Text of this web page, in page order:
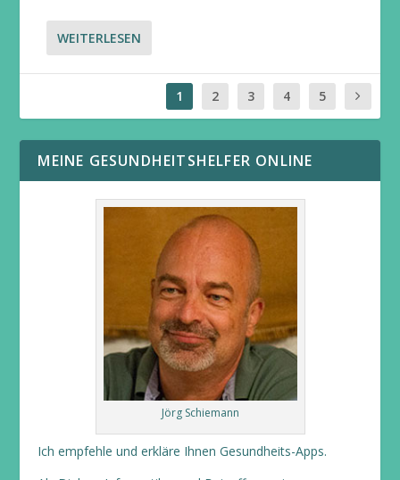
WEITERLESEN
1 2 3 4 5
MEINE GESUNDHEITSHELFER ONLINE
Jörg Schiemann
Ich empfehle und erkläre Ihnen Gesundheits-Apps.